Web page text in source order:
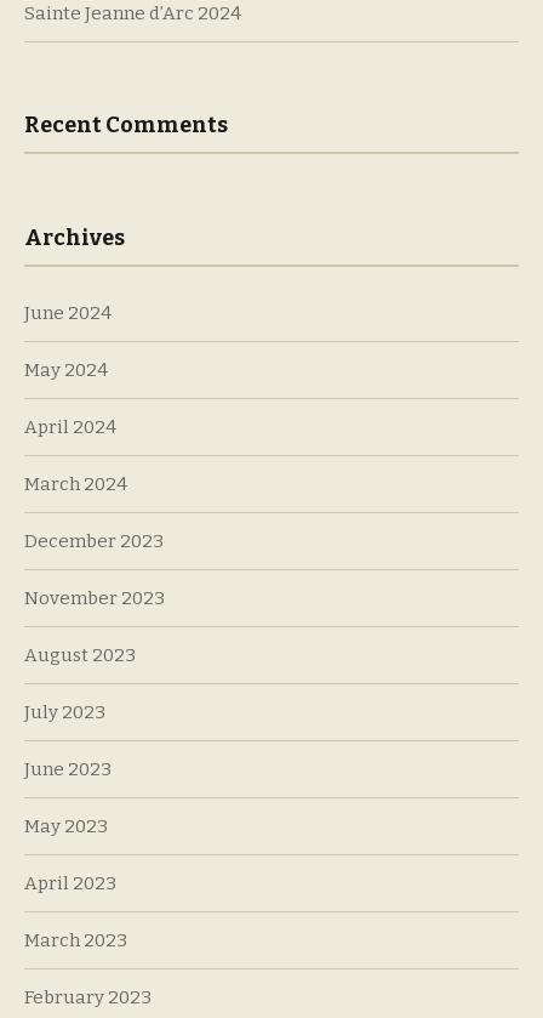
Sainte Jeanne d’Arc 2024
Recent Comments
Archives
June 2024
May 2024
April 2024
March 2024
December 2023
November 2023
August 2023
July 2023
June 2023
May 2023
April 2023
March 2023
February 2023